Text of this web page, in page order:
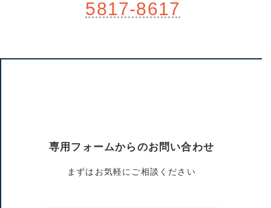
5817-8617
専用フォームからのお問い合わせ
まずはお気軽にご相談ください